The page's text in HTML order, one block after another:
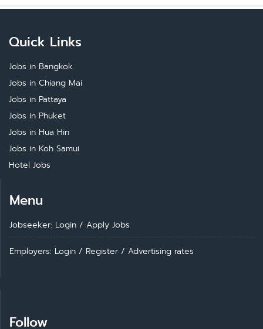
Quick Links
Jobs in Bangkok
Jobs in Chiang Mai
Jobs in Pattaya
Jobs in Phuket
Jobs in Hua Hin
Jobs in Koh Samui
Hotel Jobs
Menu
Jobseeker: Login / Apply Jobs
Employers: Login / Register / Advertising rates
Follow